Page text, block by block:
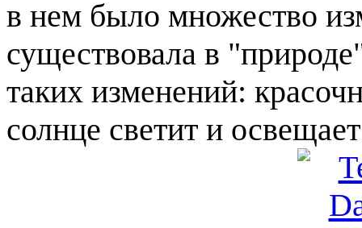
в нем было множество
существовала в
таких изменений:
солнце светит и